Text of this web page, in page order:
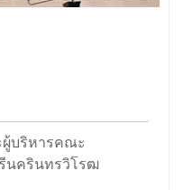
ผู้บริหารคณะ
นครินทรวิโรฒ